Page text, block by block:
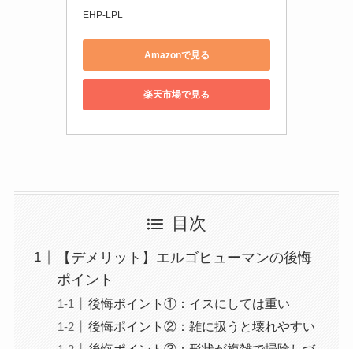
EHP-LPL
Amazonで見る
楽天市場で見る
目次
【デメリット】エルゴヒューマンの後悔
ポイント
後悔ポイント①：イスにしては重い
後悔ポイント②：雑に扱うと壊れやすい